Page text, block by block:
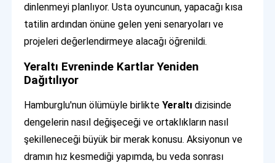
dinlenmeyi planlıyor. Usta oyuncunun, yapacağı kısa
tatilin ardından önüne gelen yeni senaryoları ve
projeleri değerlendirmeye alacağı öğrenildi.
Yeraltı Evreninde Kartlar Yeniden
Dağıtılıyor
Hamburglu'nun ölümüyle birlikteYeraltı dizisinde
dengelerin nasıl değişeceği ve ortaklıkların nasıl
şekilleneceği büyük bir merak konusu. Aksiyonun ve
dramın hız kesmediği yapımda, bu veda sonrası